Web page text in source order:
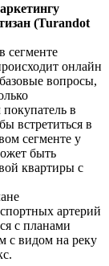
(Turandot
сегменте
онлайн
вопросы,
в
встретиться в
сегменте у
быть
квартиры с
артерий
с планами
с видом на реку